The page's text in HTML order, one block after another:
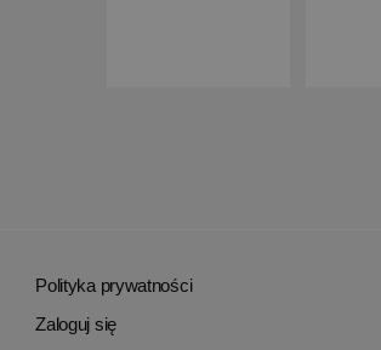
Polityka prywatności
Zaloguj się